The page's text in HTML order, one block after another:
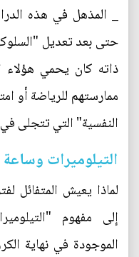
_ المذهل في هذه
حتى بعد تعديل
ذاته كان يحمي هؤلاء
ممارستهم للرياضة أو
النفسية" التي تتجلى
التيلوميرات وساعة
لماذا يعيش المتفائل
إلى مفهوم
الموجودة في نهاية